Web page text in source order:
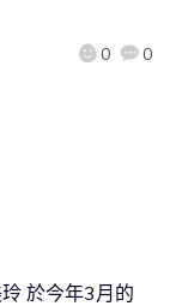
0 0
於今年3月的